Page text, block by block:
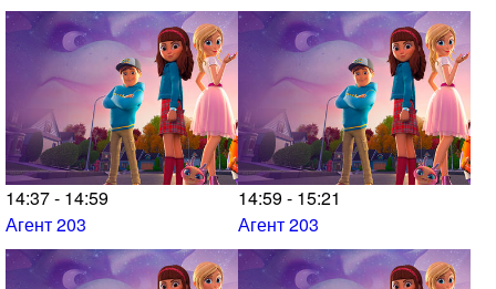
14:37 - 14:59
Агент 203
14:59 - 15:21
Агент 203